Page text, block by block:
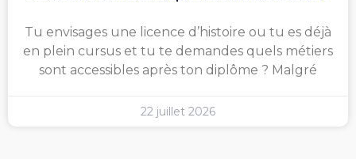
Tu envisages une licence d’histoire ou tu es déjà
en plein cursus et tu te demandes quels métiers
sont accessibles après ton diplôme ? Malgré
22 juillet 2026